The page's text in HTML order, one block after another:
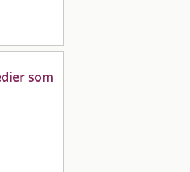
som